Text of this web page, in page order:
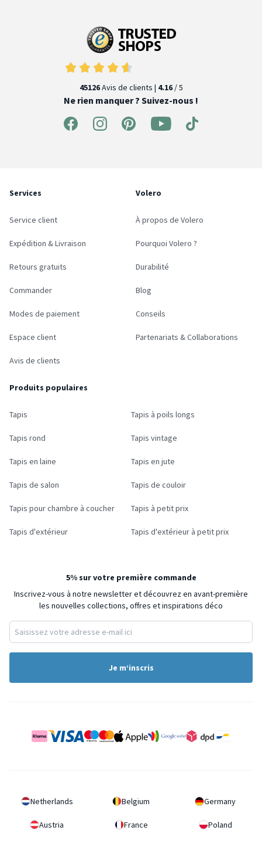
45126Avis de clients | 4.16/ 5
Ne rien manquer ? Suivez-nous !
Services
Service client
Expédition & Livraison
Retours gratuits
Commander
Modes de paiement
Espace client
Avis de clients
Volero
À propos de Volero
Pourquoi Volero ?
Durabilité
Blog
Conseils
Partenariats & Collaborations
Produits populaires
Tapis Tapis à poils longs
Tapis rond Tapis vintage
Tapis en laine Tapis en jute
Tapis de salon Tapis de couloir
Tapis pour chambre à coucher Tapis à petit prix
Tapis d'extérieur Tapis d'extérieur à petit prix
5% sur votre première commande
Inscrivez-vous à notre newsletter et découvrez en avant-première
les nouvelles collections, offres et inspirations déco
Je m’inscris
Netherlands Belgium Germany
Austria France Poland